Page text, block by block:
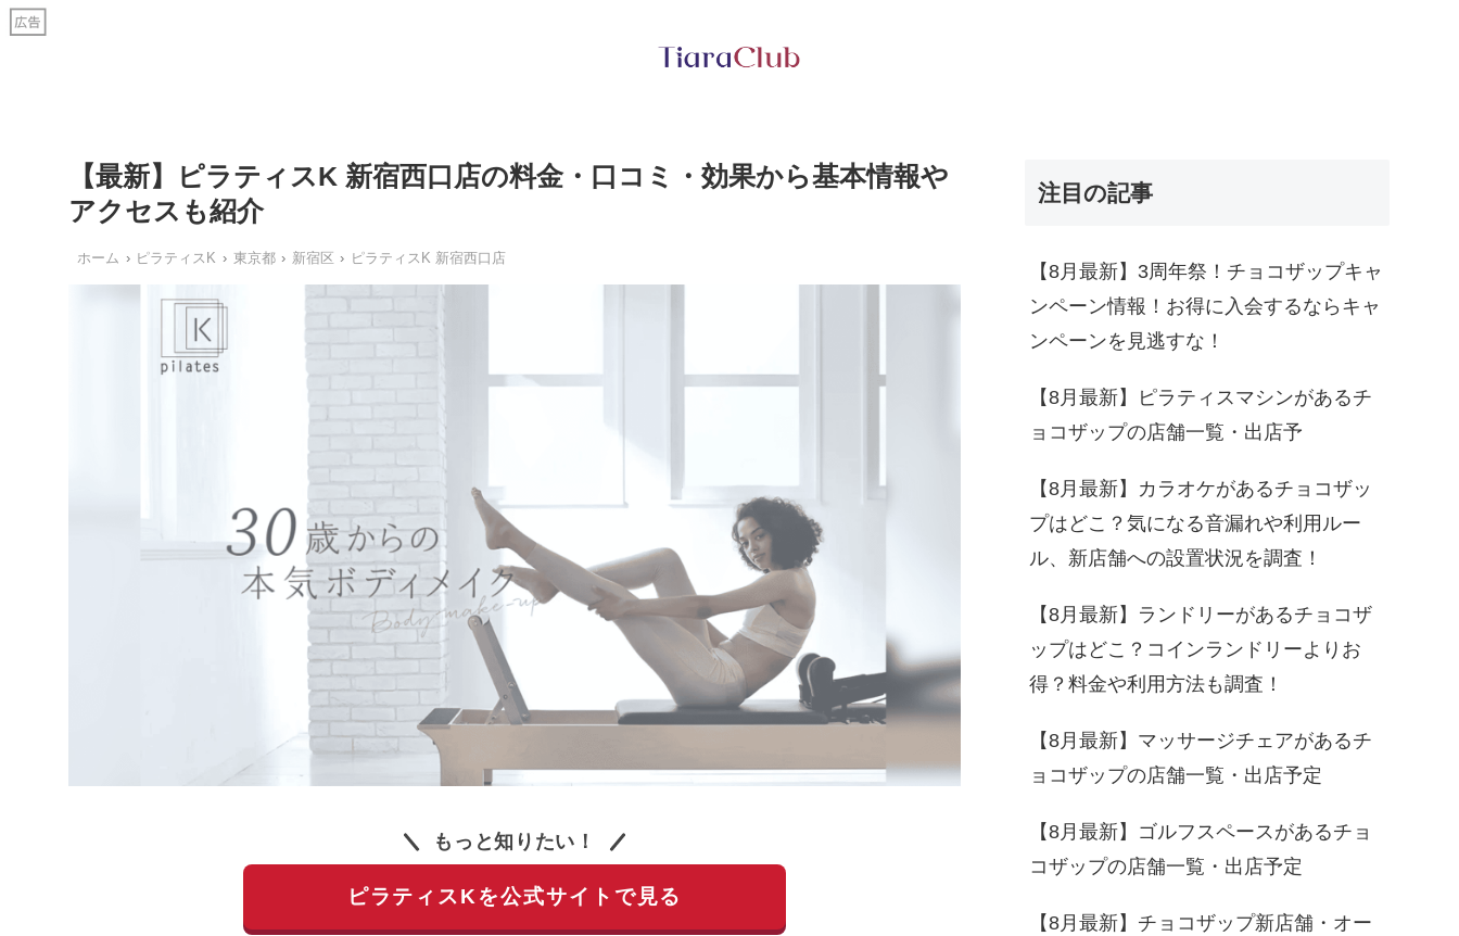
【最新】ピラティスK 新宿西口店の料金・口コミ・効果から基本情報や
アクセスも紹介
ホーム ピラティスK 東京都 新宿区 ピラティスK 新宿西口店
もっと知りたい！
ピラティスKを公式サイトで見る
注目の記事
【8月最新】3周年祭！チョコザップキャ
ンペーン情報！お得に入会するならキャ
ンペーンを見逃すな！
【8月最新】ピラティスマシンがあるチ
ョコザップの店舗一覧・出店予
【8月最新】カラオケがあるチョコザッ
プはどこ？気になる音漏れや利用ルー
ル、新店舗への設置状況を調査！
【8月最新】ランドリーがあるチョコザ
ップはどこ？コインランドリーよりお
得？料金や利用方法も調査！
【8月最新】マッサージチェアがあるチ
ョコザップの店舗一覧・出店予定
【8月最新】ゴルフスペースがあるチョ
コザップの店舗一覧・出店予定
【8月最新】チョコザップ新店舗・オー